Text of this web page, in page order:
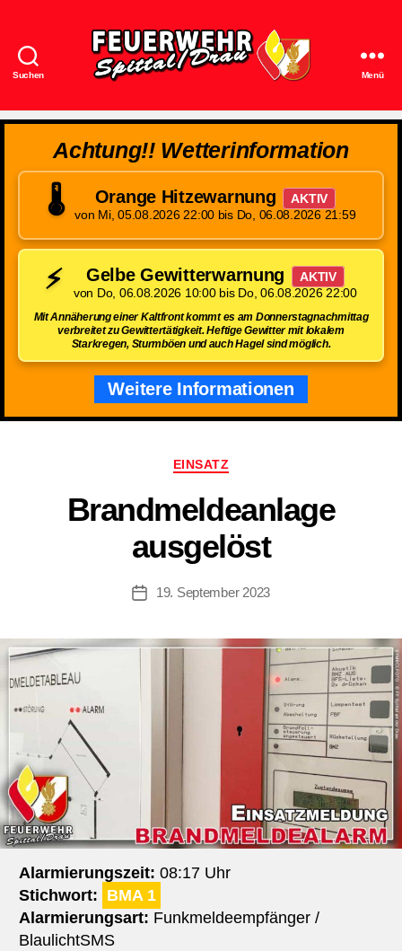
Suchen
Spittal/Drau
Menü
Achtung!! Wetterinformation
🌡️ Orange Hitzewarnung
AKTIV
von Mi, 05.08.2026 22:00 bis Do, 06.08.2026 21:59
⚡ Gelbe Gewitterwarnung
AKTIV
von Do, 06.08.2026 10:00 bis Do, 06.08.2026 22:00
Mit Annäherung einer Kaltfront kommt es am Donnerstagnachmittag
verbreitet zu Gewittertätigkeit. Heftige Gewitter mit lokalem
Starkregen, Sturmböen und auch Hagel sind möglich.
Weitere Informationen
Kategorien
EINSATZ
Brandmeldeanlage
ausgelöst
Beitragsdatum
19. September 2023
Alarmierungszeit: 08:17 Uhr
Stichwort: BMA 1
Alarmierungsart: Funkmeldeempfänger /
BlaulichtSMS